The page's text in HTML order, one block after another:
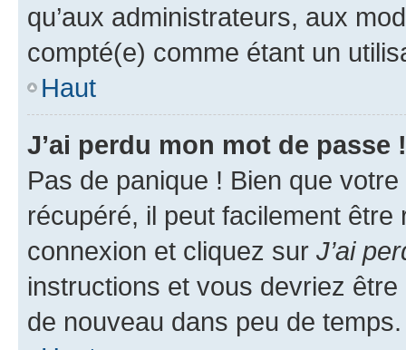
qu’aux administrateurs, aux
compté(e) comme étant un
Haut
J’ai perdu mon mot de passe !
Pas de panique ! Bien que
récupéré, il peut facilement
connexion et cliquez sur J’ai
instructions et vous devriez
de nouveau dans peu de temps.